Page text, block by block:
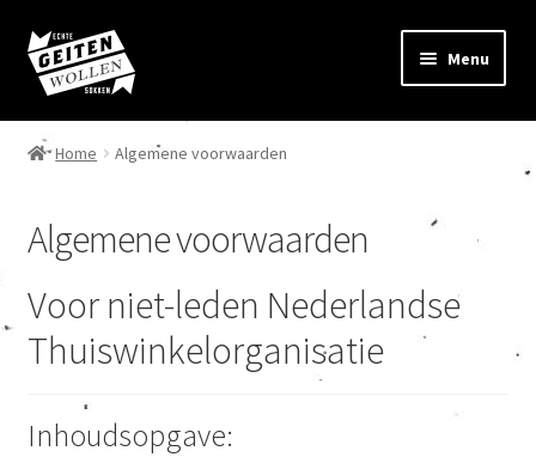
Ga
door
naar
navigatie
Ga
naar
inhoud
Menu
Geitenwollen sokken kopen
Koude voeten?
Wachtlijst
Home Algemene voorwaarden
Algemene voorwaarden
Voor niet-leden Nederlandse
Thuiswinkelorganisatie
Inhoudsopgave: